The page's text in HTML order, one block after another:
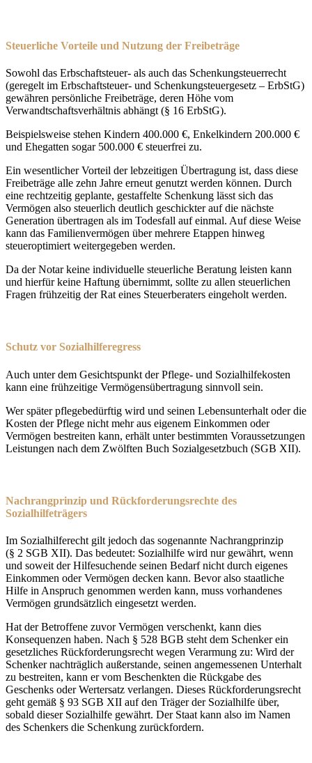
Steuerliche Vorteile und Nutzung der Freibeträge
Sowohl das Erbschaftsteuer- als auch das Schenkungsteuerrecht
(geregelt im Erbschaftsteuer- und Schenkungsteuergesetz – ErbStG)
gewähren persönliche Freibeträge, deren Höhe vom
Verwandtschaftsverhältnis abhängt (§ 16 ErbStG).
Beispielsweise stehen Kindern 400.000 €, Enkelkindern 200.000 €
und Ehegatten sogar 500.000 € steuerfrei zu.
Ein wesentlicher Vorteil der lebzeitigen Übertragung ist, dass diese
Freibeträge alle zehn Jahre erneut genutzt werden können. Durch
eine rechtzeitig geplante, gestaffelte Schenkung lässt sich das
Vermögen also steuerlich deutlich geschickter auf die nächste
Generation übertragen als im Todesfall auf einmal. Auf diese Weise
kann das Familienvermögen über mehrere Etappen hinweg
steueroptimiert weitergegeben werden.
Da der Notar keine individuelle steuerliche Beratung leisten kann
und hierfür keine Haftung übernimmt, sollte zu allen steuerlichen
Fragen frühzeitig der Rat eines Steuerberaters eingeholt werden.
Schutz vor Sozialhilferegress
Auch unter dem Gesichtspunkt der Pflege- und Sozialhilfekosten
kann eine frühzeitige Vermögensübertragung sinnvoll sein.
Wer später pflegebedürftig wird und seinen Lebensunterhalt oder die
Kosten der Pflege nicht mehr aus eigenem Einkommen oder
Vermögen bestreiten kann, erhält unter bestimmten Voraussetzungen
Leistungen nach dem Zwölften Buch Sozialgesetzbuch (SGB XII).
Nachrangprinzip und Rückforderungsrechte des
Sozialhilfeträgers
Im Sozialhilferecht gilt jedoch das sogenannte Nachrangprinzip
(§ 2 SGB XII). Das bedeutet: Sozialhilfe wird nur gewährt, wenn
und soweit der Hilfesuchende seinen Bedarf nicht durch eigenes
Einkommen oder Vermögen decken kann. Bevor also staatliche
Hilfe in Anspruch genommen werden kann, muss vorhandenes
Vermögen grundsätzlich eingesetzt werden.
Hat der Betroffene zuvor Vermögen verschenkt, kann dies
Konsequenzen haben. Nach § 528 BGB steht dem Schenker ein
gesetzliches Rückforderungsrecht wegen Verarmung zu: Wird der
Schenker nachträglich außerstande, seinen angemessenen Unterhalt
zu bestreiten, kann er vom Beschenkten die Rückgabe des
Geschenks oder Wertersatz verlangen. Dieses Rückforderungsrecht
geht gemäß § 93 SGB XII auf den Träger der Sozialhilfe über,
sobald dieser Sozialhilfe gewährt. Der Staat kann also im Namen
des Schenkers die Schenkung zurückfordern.